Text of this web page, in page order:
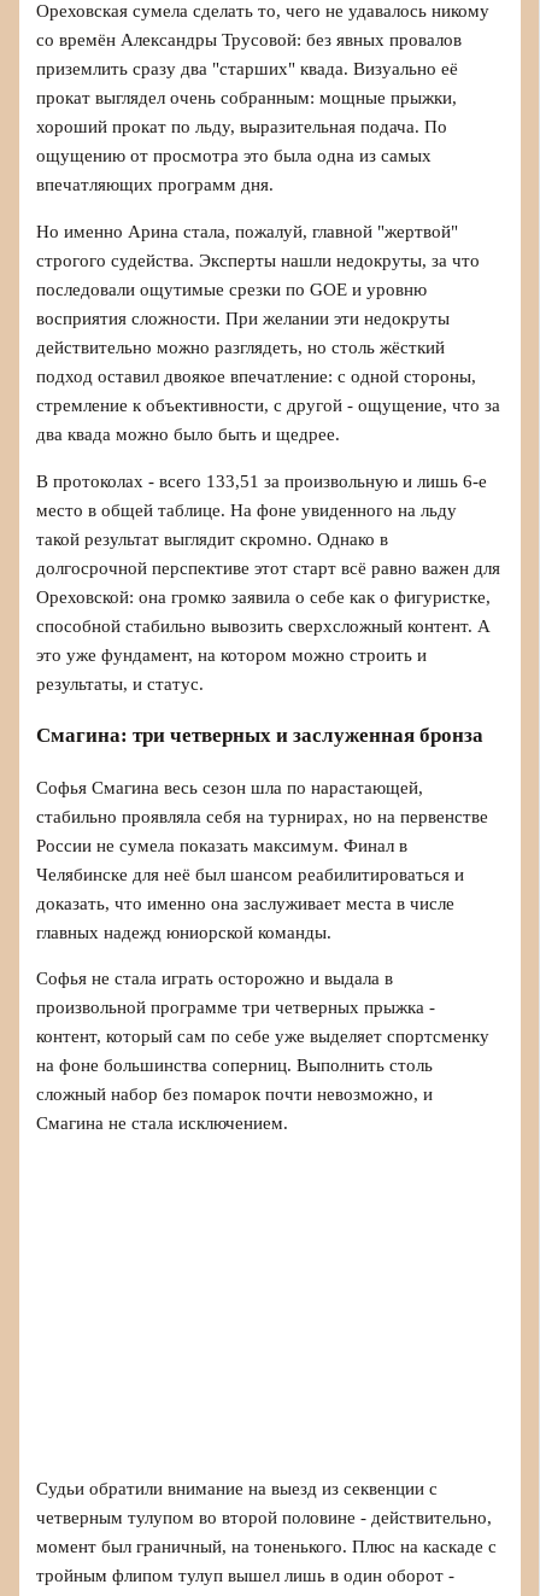
Ореховская сумела сделать то, чего не удавалось никому
со времён Александры Трусовой: без явных провалов
приземлить сразу два "старших" квада. Визуально её
прокат выглядел очень собранным: мощные прыжки,
хороший прокат по льду, выразительная подача. По
ощущению от просмотра это была одна из самых
впечатляющих программ дня.
Но именно Арина стала, пожалуй, главной "жертвой"
строгого судейства. Эксперты нашли недокруты, за что
последовали ощутимые срезки по GOE и уровню
восприятия сложности. При желании эти недокруты
действительно можно разглядеть, но столь жёсткий
подход оставил двоякое впечатление: с одной стороны,
стремление к объективности, с другой - ощущение, что за
два квада можно было быть и щедрее.
В протоколах - всего 133,51 за произвольную и лишь 6-е
место в общей таблице. На фоне увиденного на льду
такой результат выглядит скромно. Однако в
долгосрочной перспективе этот старт всё равно важен для
Ореховской: она громко заявила о себе как о фигуристке,
способной стабильно вывозить сверхсложный контент. А
это уже фундамент, на котором можно строить и
результаты, и статус.
Смагина: три четверных и заслуженная бронза
Софья Смагина весь сезон шла по нарастающей,
стабильно проявляла себя на турнирах, но на первенстве
России не сумела показать максимум. Финал в
Челябинске для неё был шансом реабилитироваться и
доказать, что именно она заслуживает места в числе
главных надежд юниорской команды.
Софья не стала играть осторожно и выдала в
произвольной программе три четверных прыжка -
контент, который сам по себе уже выделяет спортсменку
на фоне большинства соперниц. Выполнить столь
сложный набор без помарок почти невозможно, и
Смагина не стала исключением.
Судьи обратили внимание на выезд из секвенции с
четверным тулупом во второй половине - действительно,
момент был граничный, на тоненького. Плюс на каскаде с
тройным флипом тулуп вышел лишь в один оборот -